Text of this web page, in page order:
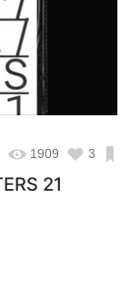
1909 3
21